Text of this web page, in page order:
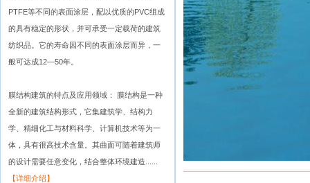
PTFE等不同的表面涂层，配以优质的PVC组成
的具有稳定的形状，并可承受一定载荷的建筑
纺织品。它的寿命因不同的表面涂层而异，一
般可达成12—50年。
膜结构建筑的特点及应用领域： 膜结构是一种
全新的建筑结构形式，它集建筑学、结构力
学、精细化工与材料科学、计算机技术等为一
体，具有很高技术含量。其曲面可随着建筑师
的设计需要任意变化，结合整体环境建造......
【详细介绍】